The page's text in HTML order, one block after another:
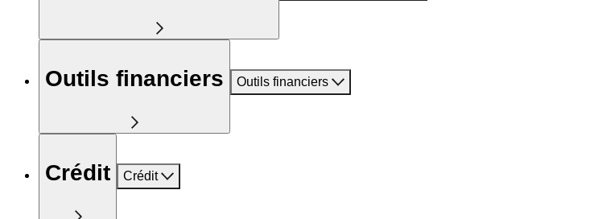
Outils financiers Outils financiers
Crédit Crédit